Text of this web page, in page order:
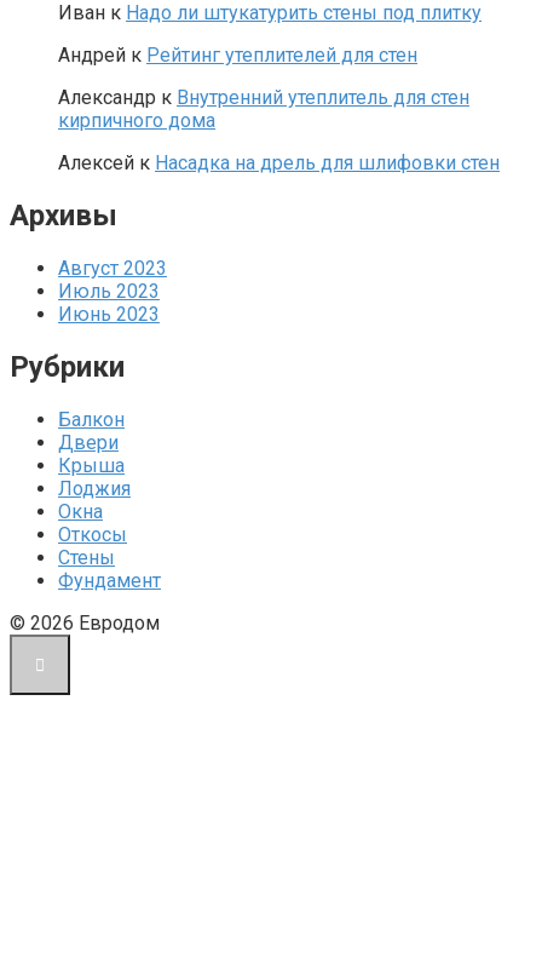
Иван к Надо ли штукатурить стены под плитку
Андрей к Рейтинг утеплителей для стен
Александр к Внутренний утеплитель для стен
кирпичного дома
Алексей к Насадка на дрель для шлифовки стен
Архивы
Август 2023
Июль 2023
Июнь 2023
Рубрики
Балкон
Двери
Крыша
Лоджия
Окна
Откосы
Стены
Фундамент
© 2026 Евродом